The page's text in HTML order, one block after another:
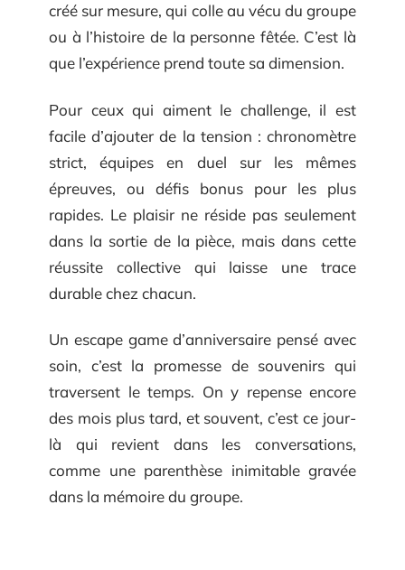
créé sur mesure, qui colle au vécu du groupe
ou à l’histoire de la personne fêtée. C’est là
que l’expérience prend toute sa dimension.
Pour ceux qui aiment le challenge, il est
facile d’ajouter de la tension : chronomètre
strict, équipes en duel sur les mêmes
épreuves, ou défis bonus pour les plus
rapides. Le plaisir ne réside pas seulement
dans la sortie de la pièce, mais dans cette
réussite collective qui laisse une trace
durable chez chacun.
Un escape game d’anniversaire pensé avec
soin, c’est la promesse de souvenirs qui
traversent le temps. On y repense encore
des mois plus tard, et souvent, c’est ce jour-
là qui revient dans les conversations,
comme une parenthèse inimitable gravée
dans la mémoire du groupe.